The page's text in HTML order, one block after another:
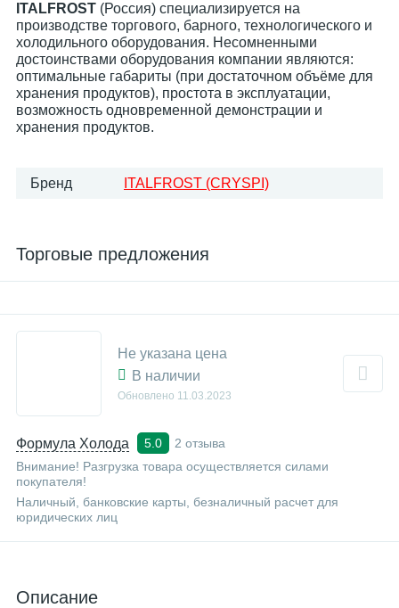
ITALFROST (Россия) специализируется на
производстве торгового, барного, технологического и
холодильного оборудования. Несомненными
достоинствами оборудования компании являются:
оптимальные габариты (при достаточном объёме для
хранения продуктов), простота в эксплуатации,
возможность одновременной демонстрации и
хранения продуктов.
Бренд ITALFROST (CRYSPI)
Торговые предложения
Формула Холода 5.0
2 отзыва
Внимание! Разгрузка товара осуществляется силами
покупателя!
Наличный, банковские карты, безналичный расчет для
юридических лиц
Не указана цена
В наличии
Обновлено 11.03.2023
Описание